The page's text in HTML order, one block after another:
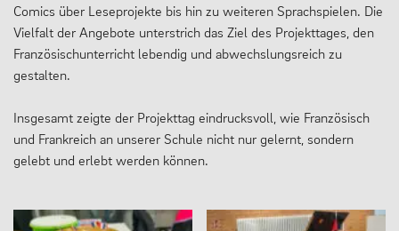
Comics über Leseprojekte bis hin zu weiteren Sprachspielen. Die
Vielfalt der Angebote unterstrich das Ziel des Projekttages, den
Französischunterricht lebendig und abwechslungsreich zu
gestalten.
Insgesamt zeigte der Projekttag eindrucksvoll, wie Französisch
und Frankreich an unserer Schule nicht nur gelernt, sondern
gelebt und erlebt werden können.